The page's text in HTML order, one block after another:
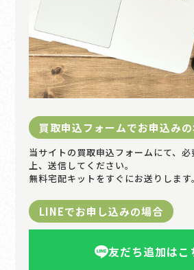
買取申込フォームでお申込み
当サイトの買取申込フォームにて、
上、送信してください。
無料宅配キットをすぐにお送りします。
LINEでお申し込みの場合
友だち追加はこ